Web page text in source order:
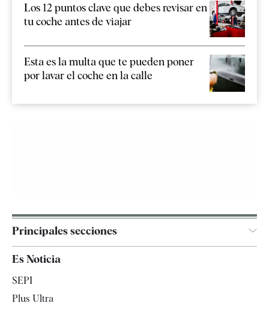
Los 12 puntos clave que debes revisar en
tu coche antes de viajar
Esta es la multa que te pueden poner
por lavar el coche en la calle
Principales secciones
Es Noticia
SEPI
Plus Ultra